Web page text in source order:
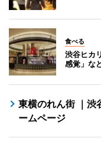
食べる
渋谷ヒカ
感覚」な
東横のれん街 ｜渋
ームページ